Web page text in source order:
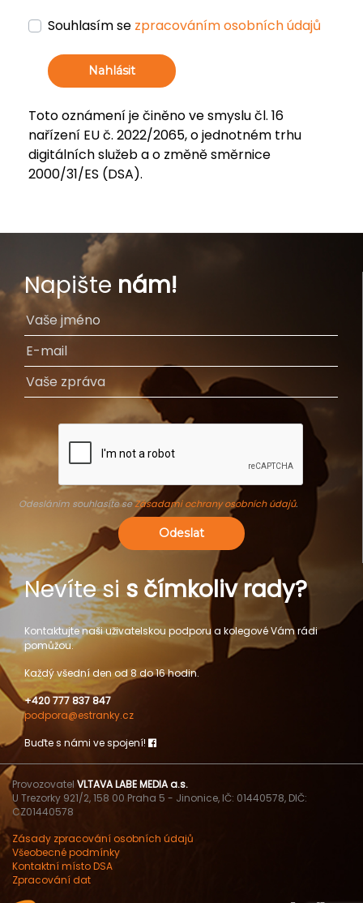
Souhlasím se zpracováním osobních údajů
Nahlásit
Toto oznámení je činěno ve smyslu čl. 16
nařízení EU č. 2022/2065, o jednotném trhu
digitálních služeb a o změně směrnice
2000/31/ES (DSA).
Napište nám!
Odesláním souhlasíte seZásadami ochrany osobních údajů.
Odeslat
Nevíte si s čímkoliv rady?
Kontaktujte naši uživatelskou podporu a kolegové Vám rádi
pomůžou.
Každý všední den od 8 do 16 hodin.
+420 777 837 847
podpora@estranky.cz
Buďte s námi ve spojení!
Provozovatel VLTAVA LABE MEDIA a.s.
U Trezorky 921/2, 158 00 Praha 5 - Jinonice, IČ: 01440578, DIČ:
CZ01440578
Zásady zpracování osobních údajů
Všeobecné podmínky
Kontaktní místo DSA
Zpracování dat